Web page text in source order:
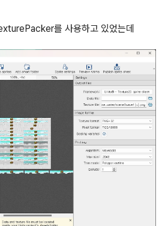
를 사용하고 있었는데